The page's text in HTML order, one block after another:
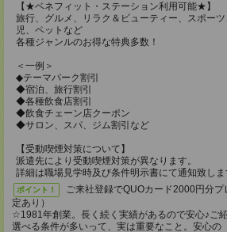
【★ベネフィット・ステーション利用可能★】
旅行、グルメ、リラク＆ビューティー、スポー
児、ペットなど
各種ジャンルのお得な特典多数！
＜一例＞
◆テーマパーク割引
◆宿泊、旅行割引
◆各種飲食店割引
◆飲食チェーン店クーポン
◆サロン、スパ、ジム割引など
【受動喫煙対策について】
派遣先により受動喫煙対策が異なります。
詳細は職場見学時及び条件明示書にて通知致しま
ポイント！
ご来社登録でQUOカード2000円分
定あり）
☆1981年創業。長く続く実績があるので安心♪ご
選べる条件が多いって、実は重要なこと。安心の